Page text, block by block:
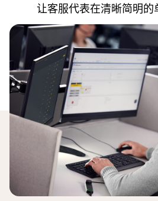
当检测到背景噪音时，Engage+
可放心，耳麦正在处理噪音问题。
当背景噪音较大时，它会影响您
电话另一端的通话者听到。我们
超过 65 分贝时，音频质量就开
让客服代表在清晰简明的